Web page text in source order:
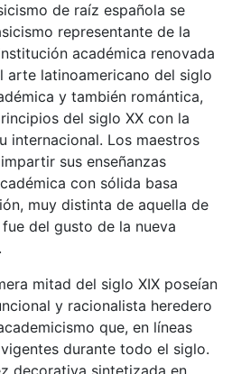
de raíz española se
representante de la
académica renovada
arte latinoamericano del siglo
y también romántica,
del siglo XX con la
internacional. Los maestros
sus enseñanzas
con sólida basa
muy distinta de aquella de
del gusto de la nueva
mitad del siglo XIX poseían
y racionalista heredero
que, en líneas
durante todo el siglo.
decorativa sintetizada en